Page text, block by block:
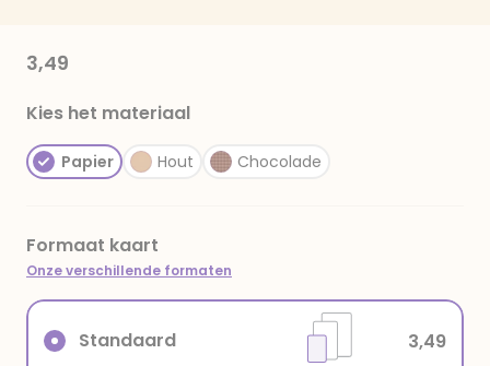
3,49
Kies het materiaal
Papier Hout Chocolade
Formaat kaart
Onze verschillende formaten
Standaard 3,49